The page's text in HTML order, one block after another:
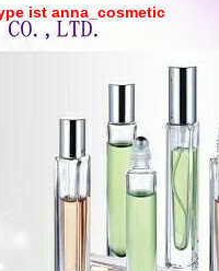
ist anna_cosmetic